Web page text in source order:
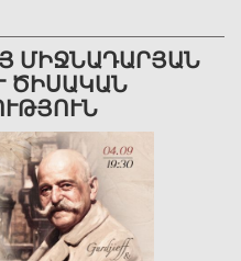
ՄԻՋՆԱԴԱՐՅԱՆ ՀՈ
ԵՐԱԺ